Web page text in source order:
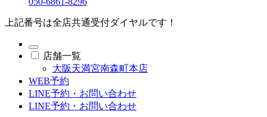
上記番号は全店共通受付ダイヤルです！
店舗一覧
大阪天満宮南森町本店
WEB予約
LINE予約・お問い合わせ
LINE予約・お問い合わせ